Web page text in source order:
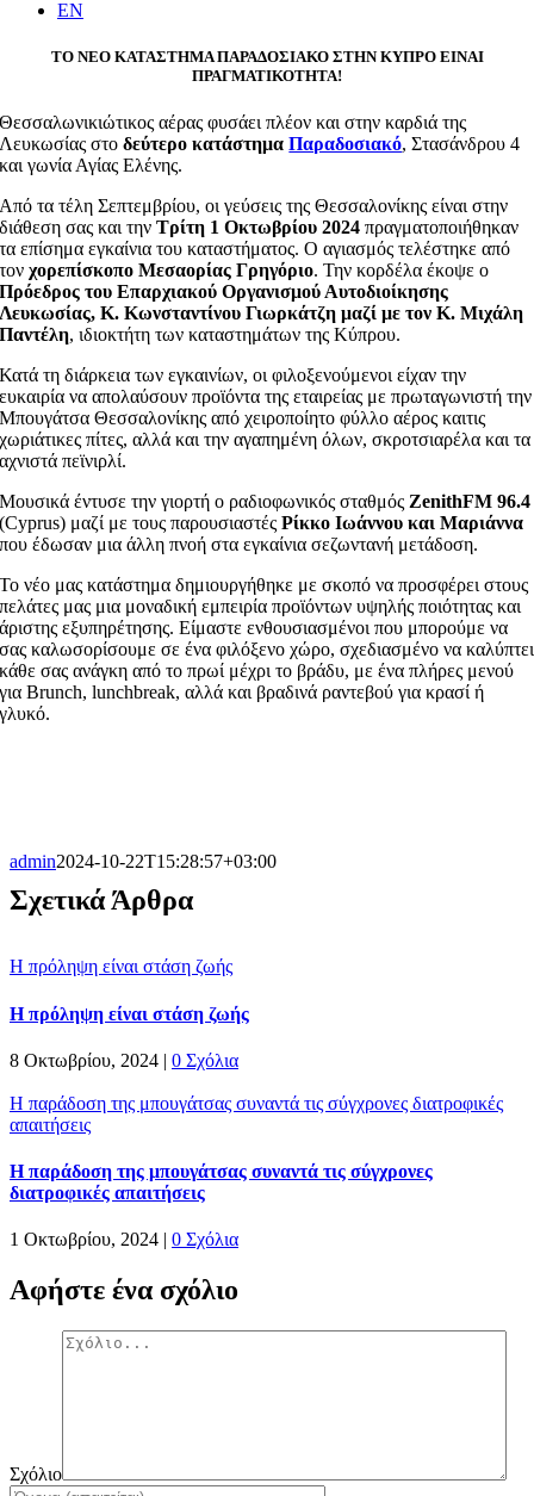
ΤΟ ΝΕΟ ΚΑΤΑΣΤΗΜΑ ΠΑΡΑΔΟΣΙΑΚΟ ΣΤΗΝ ΚΥΠΡΟ EINAI
ΠΡΑΓΜΑΤΙΚΟΤΗΤΑ!
Θεσσαλωνικιώτικος αέρας φυσάει πλέον και στην καρδιά της
Λευκωσίας στοδεύτερο κατάστημαΠαραδοσιακό, Στασάνδρου 4
και γωνία Αγίας Ελένης.
Από τα τέλη Σεπτεμβρίου, οι γεύσεις της Θεσσαλονίκης είναι στην
διάθεση σας και τηνΤρίτη 1 Οκτωβρίου 2024πραγματοποιήθηκαν
τα επίσημα εγκαίνια του καταστήματος. Ο αγιασμός τελέστηκε από
τονχορεπίσκοπο Μεσαορίας Γρηγόριο. Την κορδέλα έκοψε ο
Πρόεδρος του Επαρχιακού Οργανισμού Αυτοδιοίκησης
Λευκωσίας, Κ. Κωνσταντίνου Γιωρκάτζη μαζί με τον Κ. Μιχάλη
Παντέλη, ιδιοκτήτη των καταστημάτων της Κύπρου.
Κατά τη διάρκεια των εγκαινίων, οι φιλοξενούμενοι είχαν την
ευκαιρία να απολαύσουν προϊόντα της εταιρείας με πρωταγωνιστή την
Μπουγάτσα Θεσσαλονίκης από χειροποίητο φύλλο αέρος καιτις
χωριάτικες πίτες, αλλά και την αγαπημένη όλων, σκροτσιαρέλα και τα
αχνιστά πεϊνιρλί.
Μουσικά έντυσε την γιορτή ο ραδιοφωνικός σταθμός ZenithFM 96.4
(Cyprus) μαζί με τους παρουσιαστέςΡίκκο Ιωάννου και Μαριάννα
που έδωσαν μια άλλη πνοή στα εγκαίνια σεζωντανή μετάδοση.
Το νέο μας κατάστημα δημιουργήθηκε με σκοπό να προσφέρει στους
πελάτες μας μια μοναδική εμπειρία προϊόντων υψηλής ποιότητας και
άριστης εξυπηρέτησης. Είμαστε ενθουσιασμένοι που μπορούμε να
σας καλωσορίσουμε σε ένα φιλόξενο χώρο, σχεδιασμένο να καλύπτει
κάθε σας ανάγκη από το πρωί μέχρι το βράδυ, με ένα πλήρες μενού
για Brunch, lunchbreak, αλλά και βραδινά ραντεβού για κρασί ή
γλυκό.
admin2024-10-22T15:28:57+03:00
Σχετικά Άρθρα
Η πρόληψη είναι στάση ζωής
Η πρόληψη είναι στάση ζωής
8 Οκτωβρίου, 2024 | 0 Σχόλια
Η παράδοση της μπουγάτσας συναντά τις σύγχρονες διατροφικές
απαιτήσεις
Η παράδοση της μπουγάτσας συναντά τις σύγχρονες
διατροφικές απαιτήσεις
1 Οκτωβρίου, 2024 | 0 Σχόλια
Αφήστε ένα σχόλιο
Σχόλιο